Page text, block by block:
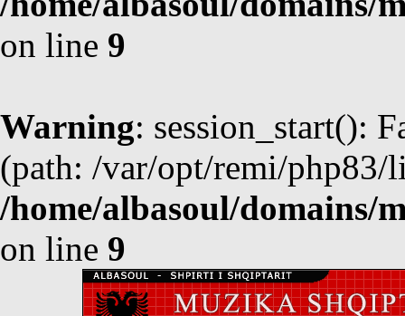
on line 9
Warning: session_start():
(path: /var/opt/remi/php83/
/home/albasoul/domains/
on line 9